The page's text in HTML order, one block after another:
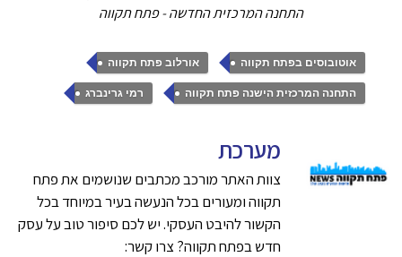
התחנה המרכזית החדשה - פתח תקווה
אוטובוסים בפתח תקווה , אורלוב פתח תקווה ,
התחנה המרכזית הישנה פתח תקווה , רמי גרינברג
מערכת
צוות האתר מורכב מכתבים שנושמים את פתח
תקווה ומעורים בכל הנעשה בעיר במיוחד בכל
הקשור להיבט העסקי. יש לכם סיפור טוב על עסק
חדש בפתח תקווה? צרו קשר: